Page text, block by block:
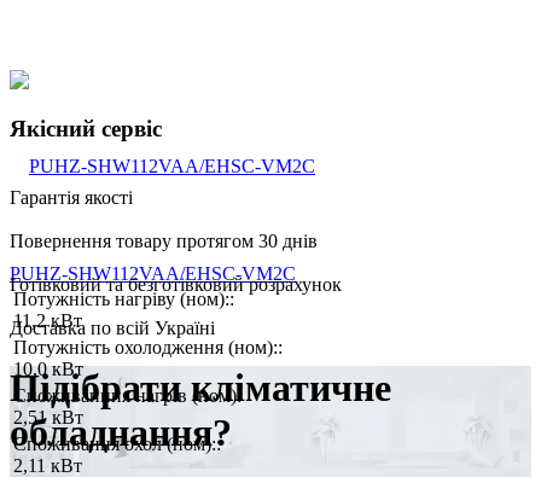
PUHZ-SHW112VAA/EHSC-VM2C
Потужність нагріву (ном)::
11,2 кВт
Потужність охолодження (ном)::
10,0 кВт
Споживанння нагрів (ном):
2,51 кВт
Споживання охол (ном)::
2,11 кВт
Якісний сервіс
Гарантія якості
Повернення товару протягом 30 днів
Готівковий та безготівковий розрахунок
Доставка по всій Україні
Підібрати кліматичне
обладнання?